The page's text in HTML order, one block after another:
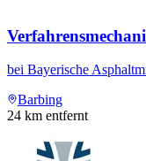
bei Bayerische
Barbing
24 km entfernt